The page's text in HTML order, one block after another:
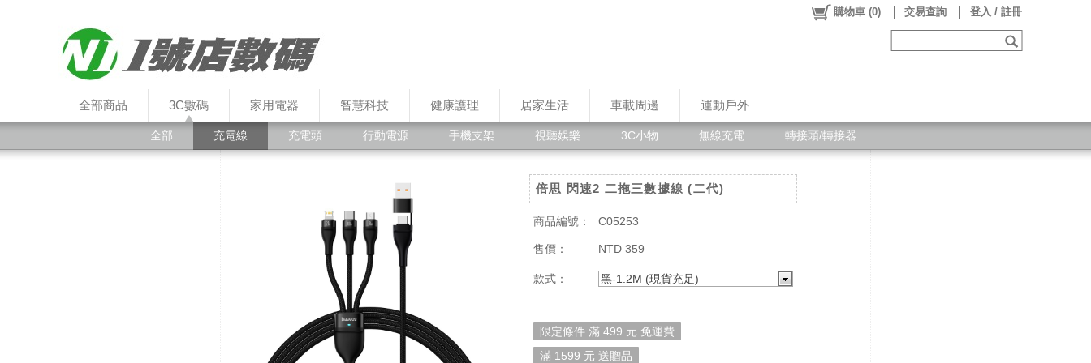
全部商品 3C數碼 家用電器 智慧科技 健康護理 居家生活 車載周邊 運動戶外
購物車 (0) 交易查詢 登入 / 註冊
全部 充電線 充電頭 行動電源 手機支架 視聽娛樂 3C小物 無線充電 轉接頭/轉接器
倍思 閃速2 二拖三數據線 (二代)
商品編號： C05253
售價： NTD 359
款式： 黑-1.2M (現貨充足)
限定條件 滿 499 元 免運費
滿 1599 元 送贈品